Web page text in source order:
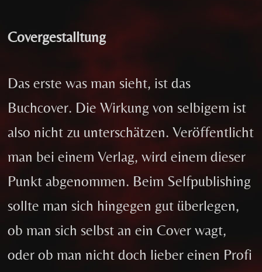
Covergestalltung
Das erste was man sieht, ist das
Buchcover. Die Wirkung von selbigem ist
also nicht zu unterschätzen. Veröffentlicht
man bei einem Verlag, wird einem dieser
Punkt abgenommen. Beim Selfpublishing
sollte man sich hingegen gut überlegen,
ob man sich selbst an ein Cover wagt,
oder ob man nicht doch lieber einen Profi